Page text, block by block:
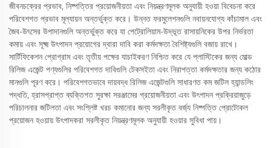
জীবনচক্রের প্রভাব, নিষ্পত্তির প্রয়োজনীয়তা এবং নিয়ন্ত্রণমূলক অনুযায়ী হওয়া বিবেচনা করে
পরিবেশগত প্রভাব মূল্যায়ন অন্তর্ভুক্ত করে। উন্নত ফরমুলেশনগুলি নবায়নযোগ্য কাঁচামাল এবং
জৈব-উৎসের উপাদানগুলি অন্তর্ভুক্ত করে যা পেট্রোলিয়াম-উদ্ভূত রাসায়নিকের উপর নির্ভরতা
কমায় এবং সূক্ষ্ম উৎপাদন প্রয়োগের দ্বারা দাবি করা কর্মদক্ষতা বৈশিষ্ট্যগুলি বজায় রাখে।
সার্টিফিকেশন প্রোগ্রাম এবং তৃতীয় পক্ষের যাচাইকরণ নিশ্চিত করে যে প্লাস্টিকের জন্য মোল্ড
রিলিজ এজেন্ট পণ্যগুলির পরিবেশগত দাবিগুলি টেকসইতা এবং নিরাপত্তা কর্মদক্ষতার জন্য কঠোর
মানগুলি পূরণ করে। পরিবেশগতভাবে দায়বদ্ধ রিলিজ এজেন্টগুলি সাধারণত কম জটিল হ্যান্ডলিং
পদ্ধতি, হ্রাসপ্রাপ্ত ব্যক্তিগত সুরক্ষা সরঞ্জামের প্রয়োজনীয়তা এবং উৎপাদন প্রক্রিয়াজুড়ে
পরিচালনার জটিলতা এবং সংশ্লিষ্ট খরচ কমানোর জন্য সরলীকৃত বর্জ্য নিষ্পত্তি প্রোটোকল
প্রয়োজন হওয়ায় উৎপাদকরা সরলীকৃত নিয়ন্ত্রণমূলক অনুযায়ী হওয়ার সুবিধা পায়।